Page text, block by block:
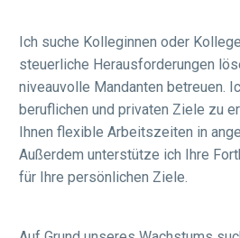
Ich suche Kolleginnen oder
steuerliche Herausforderungen
niveauvolle Mandanten betreuen.
beruflichen und privaten Ziele zu
Ihnen flexible Arbeitszeiten in
Außerdem unterstütze ich Ihre
für Ihre persönlichen Ziele.